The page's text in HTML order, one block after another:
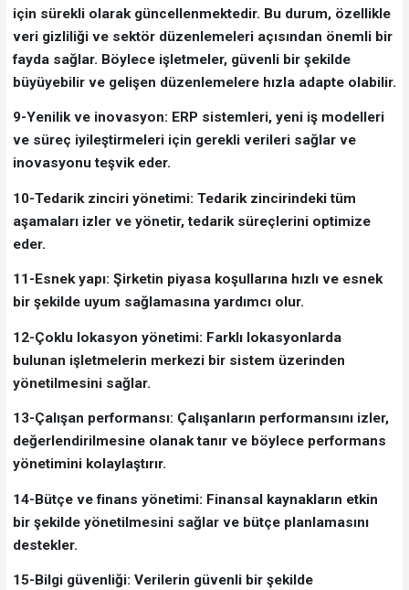
için sürekli olarak güncellenmektedir. Bu durum, özellikle
veri gizliliği ve sektör düzenlemeleri açısından önemli bir
fayda sağlar. Böylece işletmeler, güvenli bir şekilde
büyüyebilir ve gelişen düzenlemelere hızla adapte olabilir.
9-Yenilik ve inovasyon: ERP sistemleri, yeni iş modelleri
ve süreç iyileştirmeleri için gerekli verileri sağlar ve
inovasyonu teşvik eder.
10-Tedarik zinciri yönetimi: Tedarik zincirindeki tüm
aşamaları izler ve yönetir, tedarik süreçlerini optimize
eder.
11-Esnek yapı: Şirketin piyasa koşullarına hızlı ve esnek
bir şekilde uyum sağlamasına yardımcı olur.
12-Çoklu lokasyon yönetimi: Farklı lokasyonlarda
bulunan işletmelerin merkezi bir sistem üzerinden
yönetilmesini sağlar.
13-Çalışan performansı: Çalışanların performansını izler,
değerlendirilmesine olanak tanır ve böylece performans
yönetimini kolaylaştırır.
14-Bütçe ve finans yönetimi: Finansal kaynakların etkin
bir şekilde yönetilmesini sağlar ve bütçe planlamasını
destekler.
15-Bilgi güvenliği: Verilerin güvenli bir şekilde